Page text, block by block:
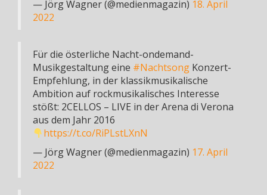
— Jörg Wagner (@medienmagazin) 18. April
2022
Für die österliche Nacht-ondemand-
Musikgestaltung eine #Nachtsong Konzert-
Empfehlung, in der klassikmusikalische
Ambition auf rockmusikalisches Interesse
stößt: 2CELLOS – LIVE in der Arena di Verona
aus dem Jahr 2016
https://t.co/RiPLstLXnN
— Jörg Wagner (@medienmagazin) 17. April
2022